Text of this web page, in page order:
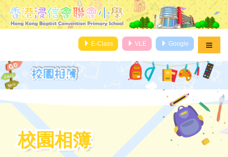
E-Class VLE Google
校園相簿
校園相簿